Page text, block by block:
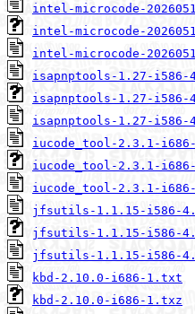
intel-microcode-
intel-microcode-
intel-microcode-
isapnptools-1.27-
isapnptools-1.27-i586-
isapnptools-1.27-i586-
iucode_tool-2.3.1-
iucode_tool-2.3.1-
iucode_tool-2.3.1-
jfsutils-1.1.15-i586-
jfsutils-1.1.15-i586-
jfsutils-1.1.15-i586-
kbd-2.10.0-i686-1.txt
kbd-2.10.0-i686-1.txz